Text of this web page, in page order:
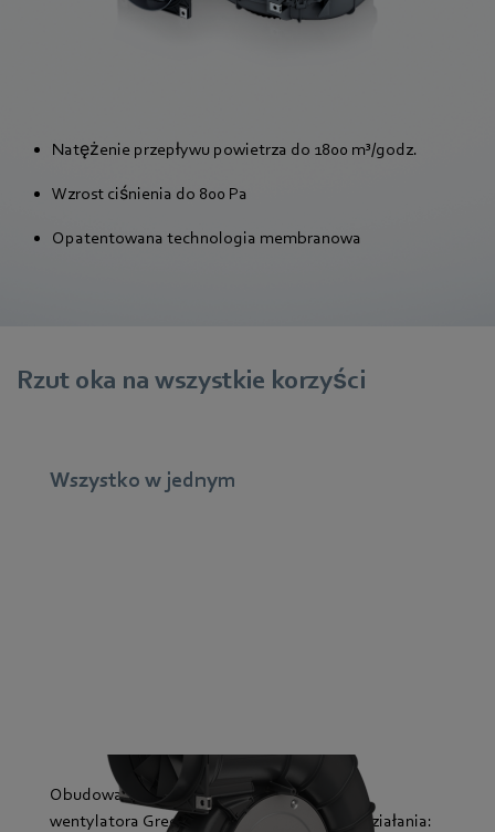
Natężenie przepływu powietrza do 1800 m³/godz.
Wzrost ciśnienia do 800 Pa
Opatentowana technologia membranowa
Rzut oka na wszystkie korzyści
Wszystko w jednym
Obudowa spiralna zakrzywionego do tyłu
wentylatora GreenTech EC jest gotowa do działania: